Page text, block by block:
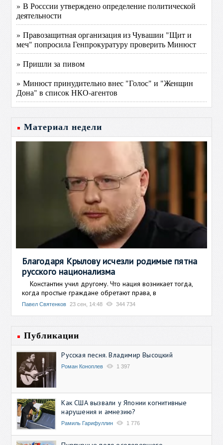
» В Росссии утверждено определение политической
деятельности
» Правозащитная организация из Чувашии "Щит и
меч" попросила Генпрокуратуру проверить Минюст
» Пришли за пивом
» Минюст принудительно внес "Голос" и "Женщин
Дона" в список НКО-агентов
Материал недели
Благодаря Крылову исчезли родимые пятна
русского национализма
Константин учил другому. Что нация возникает тогда,
когда простые граждане обретают права, в
Павел Святенков 23 сен, 14:48 344 734
Публикации
Русская песня. Владимир Высоцкий
Роман Коноплев 1 397
Как США вызвали у Японии когнитивные
нарушения и амнезию?
Рамиль Гарифуллин 1 776